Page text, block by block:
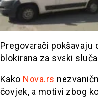
Pregovarači pokšavaju
blokirana za svaki
Kako Nova.rs
čovjek, a motivi zbog